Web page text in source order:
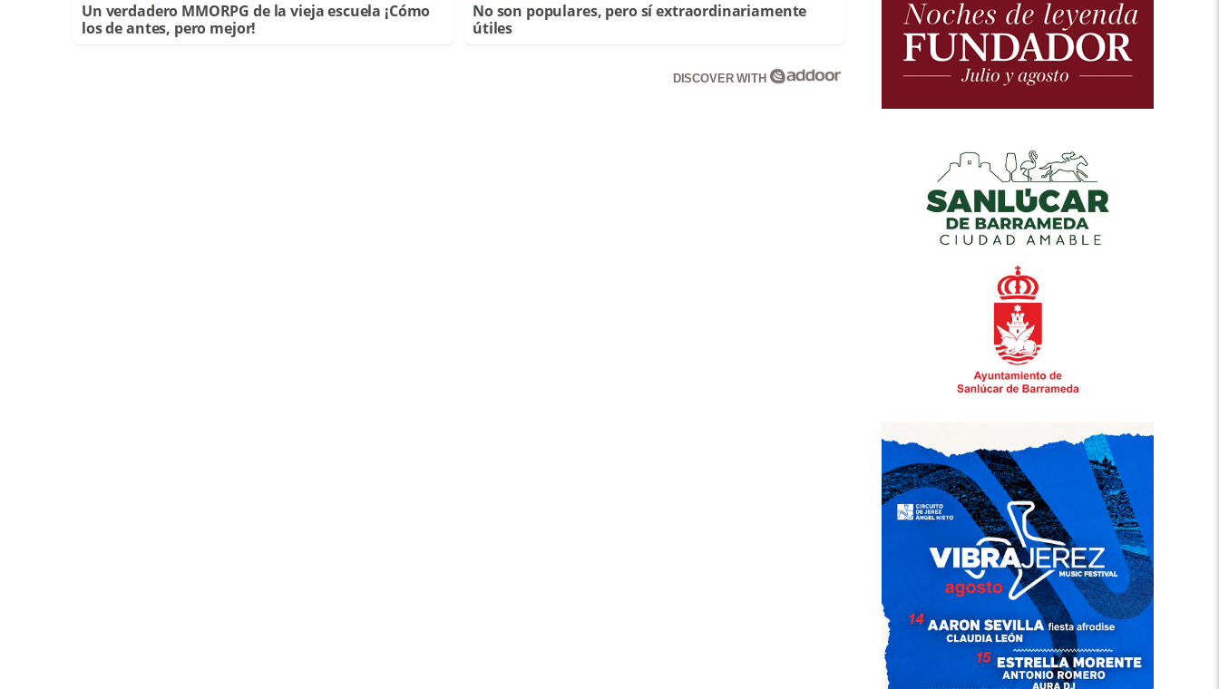
Un verdadero MMORPG de la vieja escuela ¡Cómo
los de antes, pero mejor!
No son populares, pero sí extraordinariamente
útiles
DISCOVER WITH